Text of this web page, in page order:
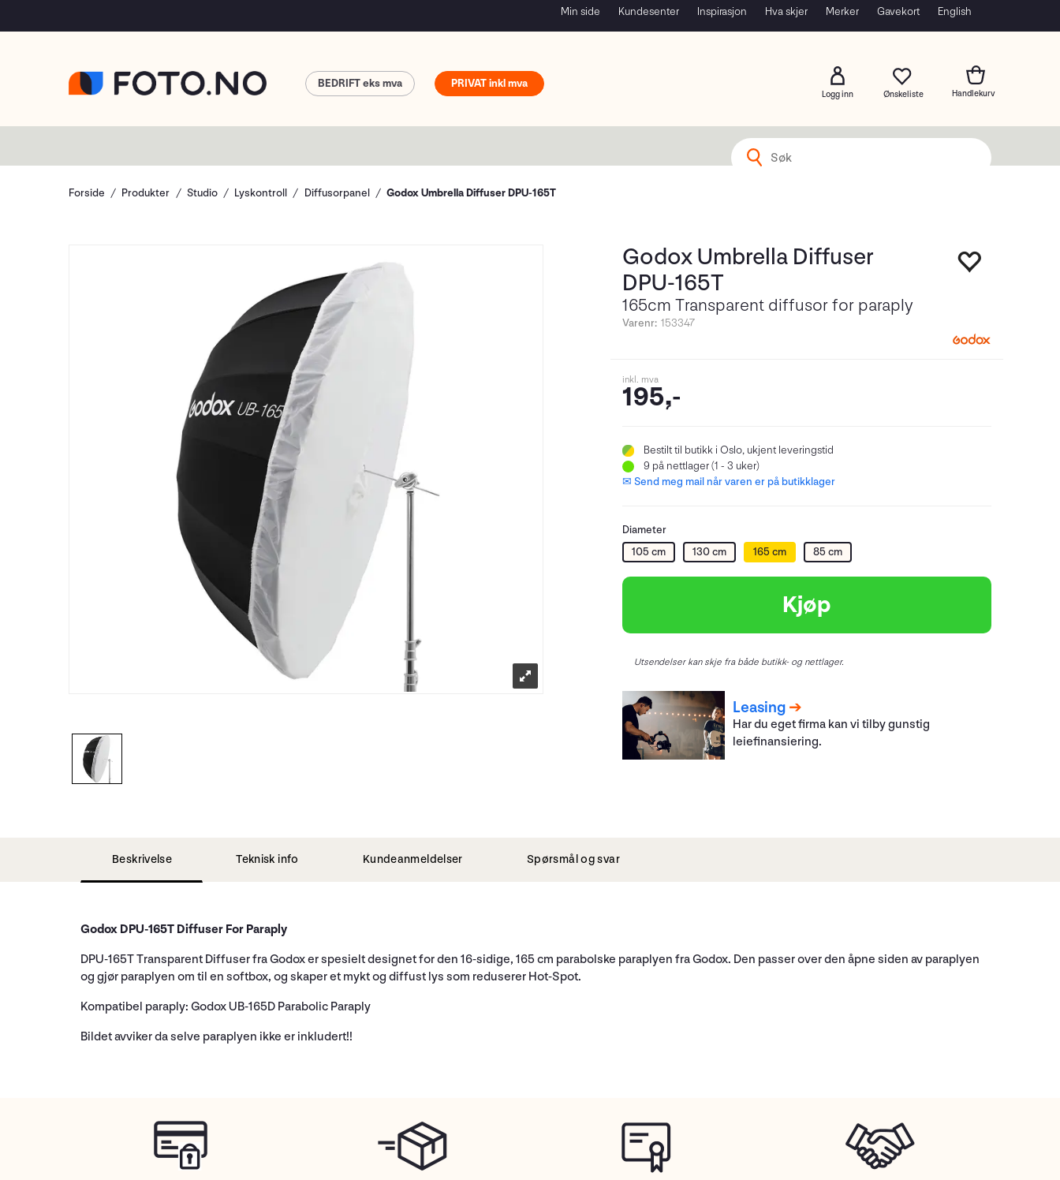
Min side Kundesenter Inspirasjon Hva skjer Merker Gavekort English
Logg inn
PRIVAT
BEDRIFT
Forside Produkter Studio Lyskontroll Diffusorpanel Godox Umbrella Diffuser DPU-165T
Godox Umbrella Diffuser
DPU-165T
165cm Transparent diffusor for paraply
Varenr: 153347
inkl. mva
195,-
Bestilttil butikk i Oslo, ukjent leveringstid
9 på nettlager (1 - 3 uker)
✉ Send meg mail når varen er på butikklager
Diameter
105 cm
130 cm 165 cm 85 cm
Kjøp
Utsendelser kan skje fra både butikk- og nettlager.
Leasing
Har du eget firma kan vi tilby gunstig
leiefinansiering.
Beskrivelse Teknisk info Kundeanmeldelser Spørsmål og svar
Godox DPU-165T Diffuser For Paraply
DPU-165T Transparent Diffuser fra Godox er spesielt designet for den 16-sidige, 165 cm parabolske paraplyen fra Godox. Den passer over den åpne siden av paraplyen
og gjør paraplyen om til en softbox, og skaper et mykt og diffust lys som reduserer Hot-Spot.
Kompatibel paraply: Godox UB-165D Parabolic Paraply
Bildet avviker da selve paraplyen ikke er inkludert!!